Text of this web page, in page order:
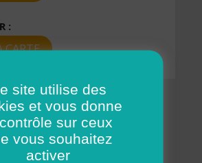
:
CARTE
à 12h30
à 12h30
site utilise des
et vous donne
sur ceux
vous souhaitez
activer